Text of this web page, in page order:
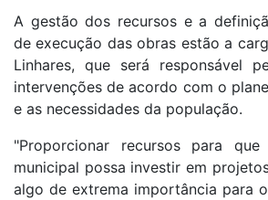
A gestão dos recursos e a
de execução das obras estão a
Linhares, que será responsável
intervenções de acordo com o
e as necessidades da população.
"Proporcionar recursos para
municipal possa investir em
algo de extrema importância para